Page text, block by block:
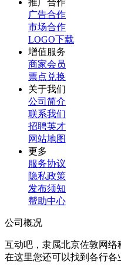
推广合作
广告合作
市场合作
LOGO下载
增值服务
商家会员
票点兑换
关于我们
公司简介
联系我们
招聘英才
网站地图
更多
服务协议
隐私政策
发布须知
帮助中心
公司概况
互动吧，隶属北京佐敦网
在这里您还可以找到各行各